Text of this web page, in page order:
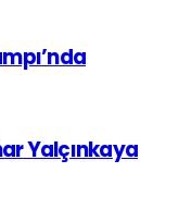
Yalçınkaya